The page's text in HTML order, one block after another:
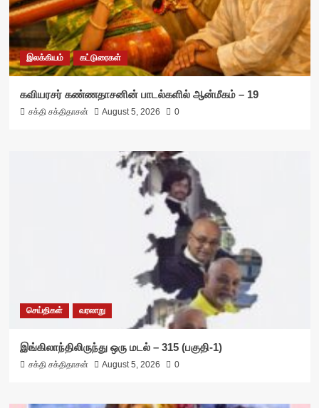
இலக்கியம் கட்டுரைகள்
கவியரசர் கண்ணதாசனின் பாடல்களில் ஆன்மீகம் – 19
சக்தி சக்திதாசன் August 5, 2026 0
செய்திகள் வரலாறு
இங்கிலாந்திலிருந்து ஒரு மடல் – 315 (பகுதி-1)
சக்தி சக்திதாசன் August 5, 2026 0